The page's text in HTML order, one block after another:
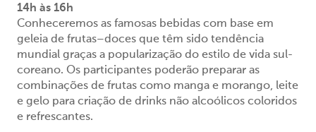
14h às 16h
Conheceremos as famosas bebidas com base em
geleia de frutas–doces que têm sido tendência
mundial graças a popularização do estilo de vida sul-
coreano. Os participantes poderão preparar as
combinações de frutas como manga e morango, leite
e gelo para criação de drinks não alcoólicos coloridos
e refrescantes.